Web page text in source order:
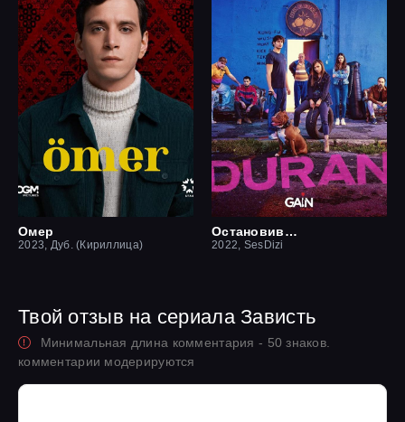
Омер
2023, Дуб. (Кириллица)
Остановившийся
2022, SesDizi
Твой отзыв на сериала Зависть
Минимальная длина комментария - 50 знаков.
комментарии модерируются